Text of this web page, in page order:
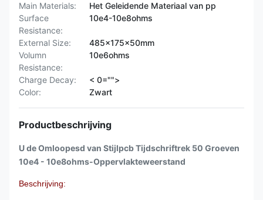
Main Materials:
Het Geleidende Materiaal van pp
Surface
Resistance:
10e4-10e8ohms
External Size:
485x175x50mm
Volumn
Resistance:
10e6ohms
Charge Decay:
< 0="">
Color:
Zwart
Productbeschrijving
U de Omloopesd van Stijlpcb Tijdschriftrek 50 Groeven
10e4 - 10e8ohms-Oppervlakteweerstand
Beschrijving: